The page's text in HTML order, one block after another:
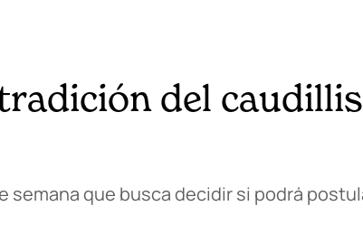
del
semana que busca decidir si podrá